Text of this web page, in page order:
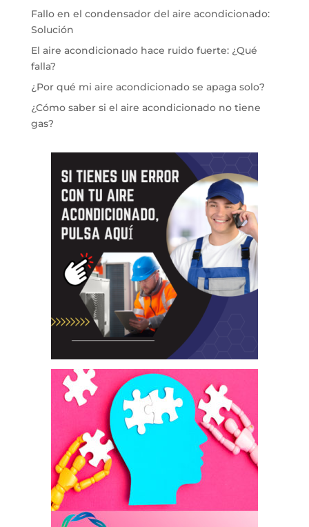
Fallo en el condensador del aire acondicionado:
Solución
El aire acondicionado hace ruido fuerte: ¿Qué
falla?
¿Por qué mi aire acondicionado se apaga solo?
¿Cómo saber si el aire acondicionado no tiene
gas?